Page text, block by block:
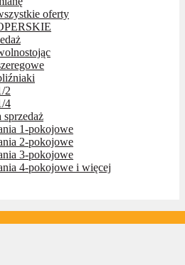
oferty
2
4
sprzedaż
1-pokojowe
2-pokojowe
3-pokojowe
4-pokojowe i więcej